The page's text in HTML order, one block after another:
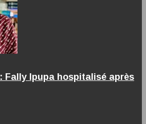
Fally Ipupa hospitalisé après